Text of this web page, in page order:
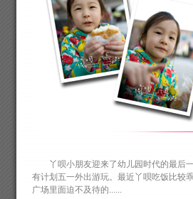
丫呗小朋友迎来了幼儿园时代的最后一
有计划五一外出游玩。最近丫呗吃饭比较
广场里面迫不及待的......